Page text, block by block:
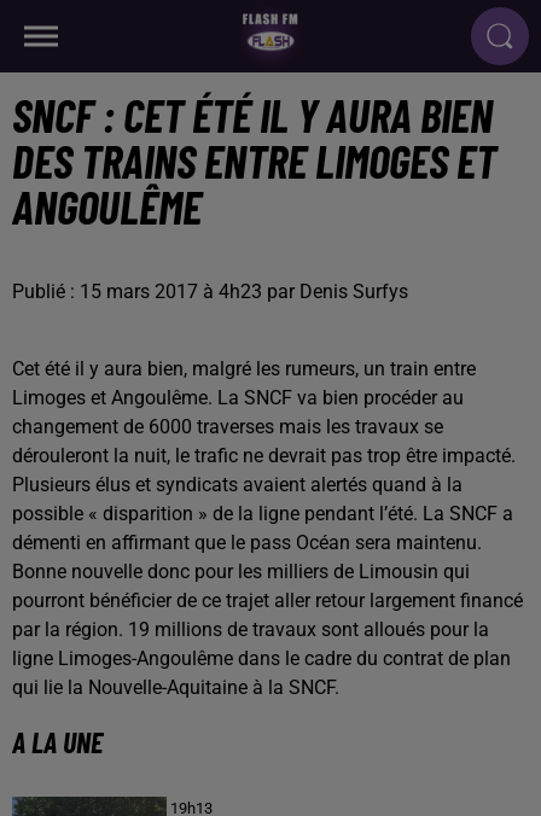
SNCF : CET ÉTÉ IL Y AURA BIEN
DES TRAINS ENTRE LIMOGES ET
ANGOULÊME
Publié : 15 mars 2017 à 4h23 par Denis Surfys
Cet été il y aura bien, malgré les rumeurs, un train entre
Limoges et Angoulême. La SNCF va bien procéder au
changement de 6000 traverses mais les travaux se
dérouleront la nuit, le trafic ne devrait pas trop être impacté.
Plusieurs élus et syndicats avaient alertés quand à la
possible « disparition » de la ligne pendant l’été. La SNCF a
démenti en affirmant que le pass Océan sera maintenu.
Bonne nouvelle donc pour les milliers de Limousin qui
pourront bénéficier de ce trajet aller retour largement financé
par la région. 19 millions de travaux sont alloués pour la
ligne Limoges-Angoulême dans le cadre du contrat de plan
qui lie la Nouvelle-Aquitaine à la SNCF.
A LA UNE
19h13